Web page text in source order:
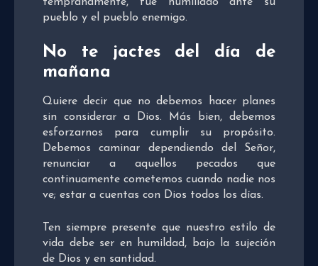
pueblo y el pueblo enemigo.
No te jactes del día de
mañana
Quiere decir que no debemos hacer planes
sin considerar a Dios. Más bien, debemos
esforzarnos para cumplir su propósito.
Debemos caminar dependiendo del Señor,
renunciar a aquellos pecados que
continuamente cometemos cuando nadie nos
ve; estar a cuentas con Dios todos los días.
Ten siempre presente que nuestro estilo de
vida debe ser en humildad, bajo la sujeción
de Dios y en santidad.